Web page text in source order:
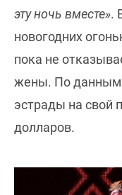
эту ночь вместе».
новогодних
пока не
жены. По данным
эстрады на свой
долларов.